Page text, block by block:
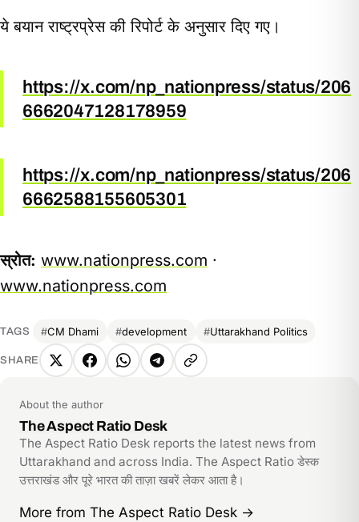
ये बयान राष्ट्रप्रेस की रिपोर्ट के अनुसार दिए गए।
https://x.com/np_nationpress/status/206
6662047128178959
https://x.com/np_nationpress/status/206
6662588155605301
स्रोत: www.nationpress.com ·
www.nationpress.com
TAGS CM Dhami development Uttarakhand Politics
SHARE
X FacebookWhatsApp
Telegram
Copy
About the author
The Aspect Ratio Desk
The Aspect Ratio Desk reports the latest news from
Uttarakhand and across India. The Aspect Ratio डेस्क
उत्तराखंड और पूरे भारत की ताज़ा खबरें लेकर आता है।
More from The Aspect Ratio Desk →